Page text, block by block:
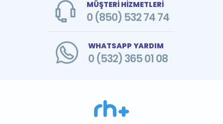
MÜŞTERİ HİZMETLERİ
0 (850) 532 74 74
WHATSAPP YARDIM
0 (532) 365 01 08